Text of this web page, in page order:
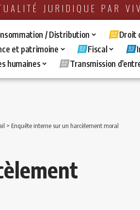
JURIDIQUE PAR
/ Distribution
Droit
et patrimoine Fiscal
humaines Transmission
> Enquête interne sur un harcèlement moral